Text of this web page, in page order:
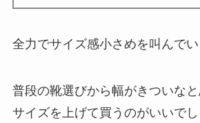
全力でサイズ感小さめを叫んでい
普段の靴選びから幅がきついな
サイズを上げて買うのがいいでし